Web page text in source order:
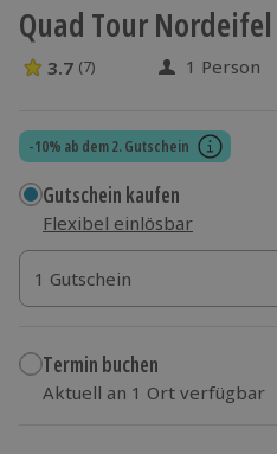
Quad Tour Nordeifel
3.7 Sterne von 5 aus 7
3.7 (7) 1 Person
-10% ab dem 2. Gutschein
Gutschein kaufen
Flexibel einlösbar
1 Gutschein
1 Gutschein
1 Gutschein
Termin buchen
Aktuell an 1 Ort verfügbar